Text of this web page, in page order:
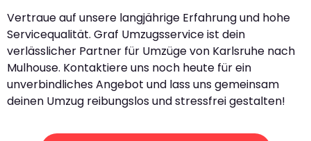
Vertraue auf unsere langjährige Erfahrung und hohe
Servicequalität. Graf Umzugsservice ist dein
verlässlicher Partner für Umzüge von Karlsruhe nach
Mulhouse. Kontaktiere uns noch heute für ein
unverbindliches Angebot und lass uns gemeinsam
deinen Umzug reibungslos und stressfrei gestalten!